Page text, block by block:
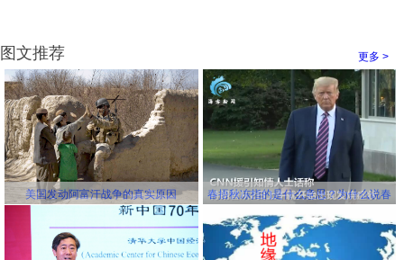
更多 >
图文推荐
美国发动阿富汗战争的真实原因
春捂秋冻指的是什么意思？为什么说春
杂病